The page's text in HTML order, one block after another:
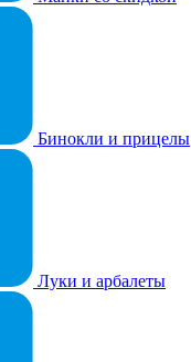
Бинокли и прицелы
Луки и арбалеты